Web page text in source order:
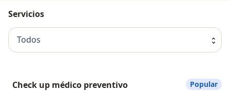
Servicios
Todos
Check up médico preventivo
Popular